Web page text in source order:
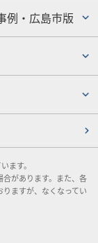
例・広島市版
ます。
があります。また、各
ますが、なくなってい